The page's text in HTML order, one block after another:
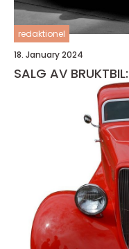
redaktionel
18. January 2024
SALG AV